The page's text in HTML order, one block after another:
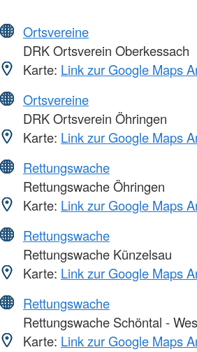
Ortsvereine
DRK Ortsverein Oberkessach
Karte: Link zur Google Maps
Ortsvereine
DRK Ortsverein Öhringen
Karte: Link zur Google Maps
Rettungswache
Rettungswache Öhringen
Karte: Link zur Google Maps
Rettungswache
Rettungswache Künzelsau
Karte: Link zur Google Maps
Rettungswache
Rettungswache Schöntal -
Karte: Link zur Google Maps